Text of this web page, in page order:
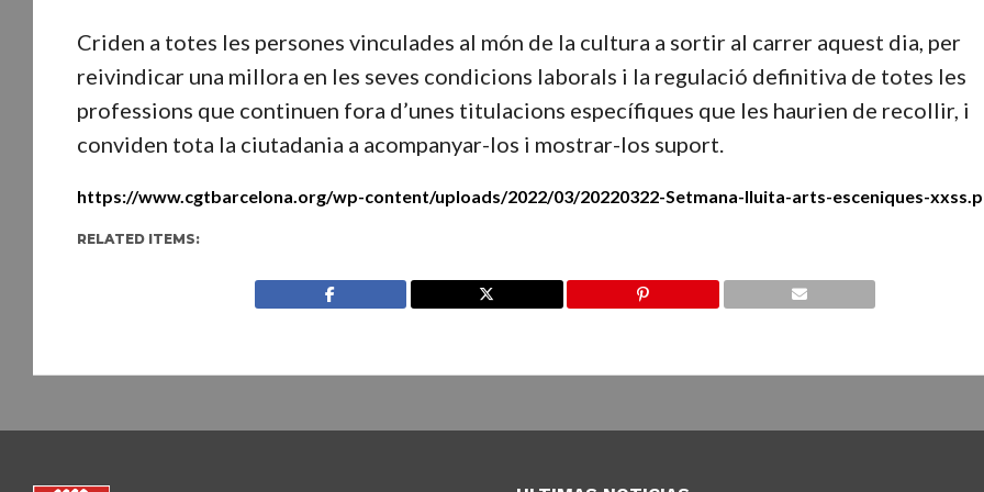
Criden a totes les persones vinculades al món de la cultura a sortir al carrer aquest dia, per
reivindicar una millora en les seves condicions laborals i la regulació definitiva de totes les
professions que continuen fora d’unes titulacions específiques que les haurien de recollir, i
conviden tota la ciutadania a acompanyar-los i mostrar-los suport.
https://www.cgtbarcelona.org/wp-content/uploads/2022/03/20220322-Setmana-lluita-arts-esceniques-
RELATED ITEMS: